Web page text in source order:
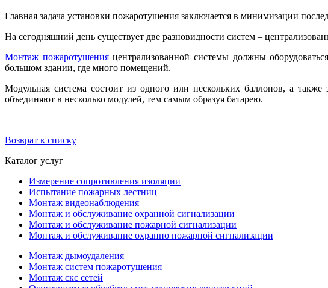
Главная задача установки пожаротушения заключается в минимизации
На сегодняшний день существует две разновидности систем –
Монтаж пожаротушенияцентрализованной системы должны
большом здании, где много помещений.
Модульная система состоит из одного или нескольких баллонов, а
объединяют в несколько модулей, тем самым образуя батарею.
Возврат к списку
Каталог услуг
Измерение сопротивления изоляции
Испытание пожарных лестниц
Монтаж видеонаблюдения
Монтаж и обслуживание охранной сигнализации
Монтаж и обслуживание пожарной сигнализации
Монтаж и обслуживание охранно пожарной сигнализации
Монтаж дымоудаления
Монтаж систем пожаротушения
Монтаж скс сетей